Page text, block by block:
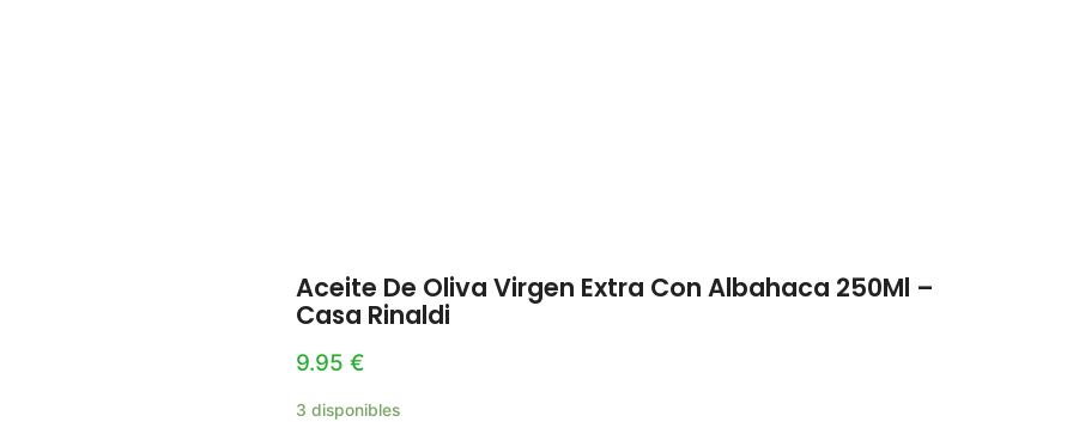
Aceite De Oliva Virgen Extra Con Albahaca 250Ml –
Casa Rinaldi
9.95€
3 disponibles